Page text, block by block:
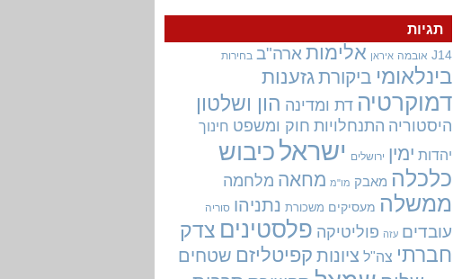
תגיות
J14 אובמה איראן אלימות ארה"ב בחירות
בינלאומי ביקורתגזענות
דמוקרטיה דת ומדינה הון ושלטון
היסטוריה התנחלויות חוק ומשפט חינוך
יהדות ימין ירושלים ישראל כיבוש
כלכלה מאבק מו"מ מחאה מלחמה
ממשלה מעסיקים משכורת נתניהו סוריה
עובדים עזה פוליטיקה פלסטינים צדק
חברתי צה"ל ציונות קפיטליזם שטחים